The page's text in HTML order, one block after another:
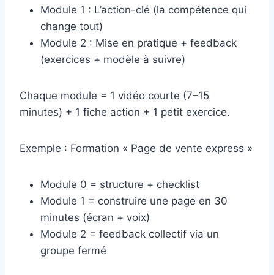
Module 1 : L’action-clé (la compétence qui
change tout)
Module 2 : Mise en pratique + feedback
(exercices + modèle à suivre)
Chaque module = 1 vidéo courte (7–15
minutes) + 1 fiche action + 1 petit exercice.
Exemple : Formation « Page de vente express »
Module 0 = structure + checklist
Module 1 = construire une page en 30
minutes (écran + voix)
Module 2 = feedback collectif via un
groupe fermé